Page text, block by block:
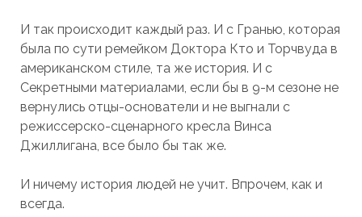
И так происходит каждый раз. И с Гранью, которая
была по сути ремейком Доктора Кто и Торчвуда в
американском стиле, та же история. И с
Секретными материалами, если бы в 9-м сезоне не
вернулись отцы-основатели и не выгнали с
режиссерско-сценарного кресла Винса
Джиллигана, все было бы так же.
И ничему история людей не учит. Впрочем, как и
всегда.